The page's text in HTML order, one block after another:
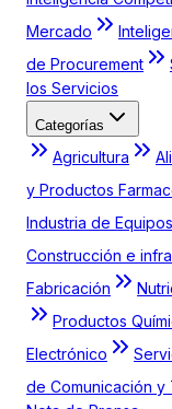
Mercado
de Procurement
los Servicios
Categorías
Agricultura
y Productos
Industria de Equipos
Construcción e
Fabricación
Productos
Electrónico
de Comunicación y